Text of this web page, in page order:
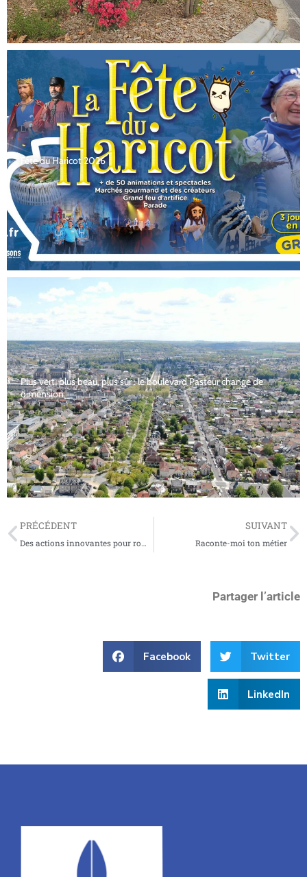
Fête du Haricot 2026
Plus vert, plus beau, plus sûr : le boulevard Pasteur change de
dimension
PRÉCÉDENT
Des actions innovantes pour rompre l’isolement des personnes en situation de handicap.
SUIVANT
Raconte-moi ton métier
Partager l’article
Facebook Twitter
LinkedIn